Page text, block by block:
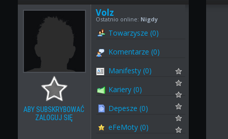
ABY SUBSKRYBOWAĆ
ZALOGUJ SIĘ
Volz
Ostatnio online: Nigdy
Towarzysze (0)
Komentarze (0)
Manifesty (0)
Kariery (0)
Depesze (0)
eFeMoty (0)